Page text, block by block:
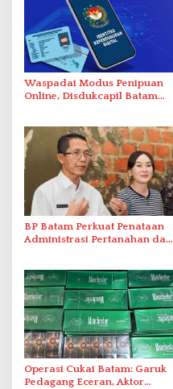
Waspadai Modus Penipuan
Online, Disdukcapil Batam
BP Batam Perkuat Penataan
Administrasi Pertanahan dan
Operasi Cukai Batam: Garuk
Pedagang Eceran, Aktor